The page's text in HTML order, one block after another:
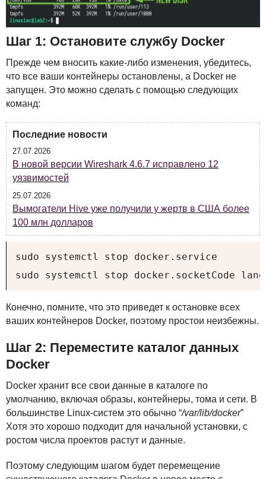
Шаг 1: Остановите службу Docker
Прежде чем вносить какие-либо изменения, убедитесь,
что все ваши контейнеры остановлены, а Docker не
запущен. Это можно сделать с помощью следующих
команд:
Последние новости
27.07.2026
В новой версии Wireshark 4.6.7 исправлено 12
уязвимостей
25.07.2026
Вымогатели Hive уже получили у жертв в США более
100 млн долларов
sudo systemctl stop docker.service
sudo systemctl stop docker.socketCode
Конечно, помните, что это приведет к остановке всех
ваших контейнеров Docker, поэтому простои неизбежны.
Шаг 2: Переместите каталог данных
Docker
Docker хранит все свои данные в каталоге по
умолчанию, включая образы, контейнеры, тома и сети. В
большинстве Linux-систем это обычно “/var/lib/docker”
Хотя это хорошо подходит для начальной установки, с
ростом числа проектов растут и данные.
Поэтому следующим шагом будет перемещение